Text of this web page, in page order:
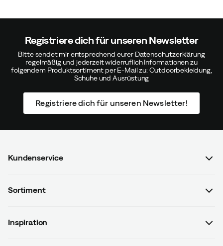
Registriere dich für unseren Newsletter
Bitte sendet mir entsprechend eurer Datenschutzerklärung
regelmäßig und jederzeit widerruflich Informationen zu
folgendem Produktsortiment per E-Mail zu: Outdoorbekleidung,
Schuhe und Ausrüstung
Registriere dich für unseren Newsletter!
Kundenservice
Kontaktiere uns
Sortiment
Herren
Inspiration